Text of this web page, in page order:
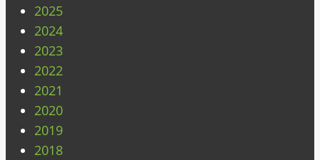
2025
2024
2023
2022
2021
2020
2019
2018